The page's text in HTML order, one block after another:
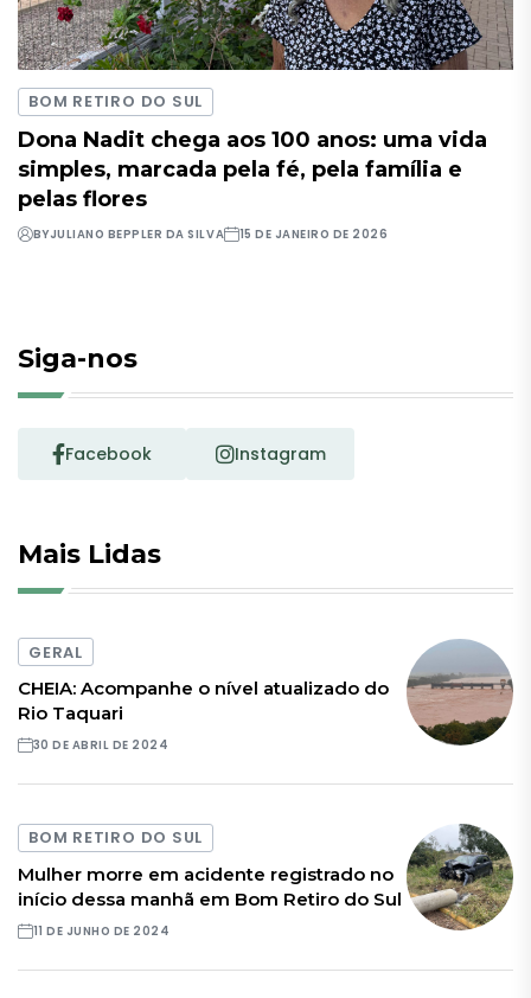
BOM RETIRO DO SUL
Dona Nadit chega aos 100 anos: uma vida
simples, marcada pela fé, pela família e
pelas flores
BYJULIANO BEPPLER DA SILVA 15 DE JANEIRO DE 2026
Siga-nos
Facebook Instagram
Mais Lidas
GERAL
CHEIA: Acompanhe o nível atualizado do
Rio Taquari
30 DE ABRIL DE 2024
BOM RETIRO DO SUL
Mulher morre em acidente registrado no
início dessa manhã em Bom Retiro do Sul
11 DE JUNHO DE 2024